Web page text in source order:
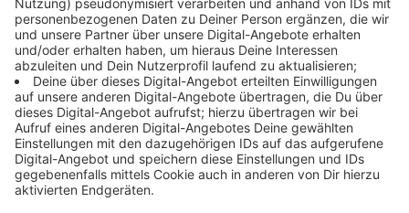
Die Idee stammt aus Japan: Kleine Flächen werden
dicht mit Gräsern, Sträuchern oder Bäumen bepflanzt,
um schnell eine hohe Biomasse zu erzeugen. Diese
Miniwälder verbessern das Mikroklima, sorgen für
bessere Luft und Verdunstungskühle. Die Stadt hat
zehn Grundstücke als Testflächen ausgewählt, auf
denen insgesamt 12.000 Quadratmeter bepflanzt
werden sollen, der Großteil ab Ende 2026. Einige
Flächen werden auch Sitzgelegenheiten bieten. Der